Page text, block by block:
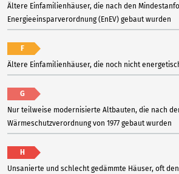
Ältere Einfamilienhäuser, die nach den
Energieeinsparverordnung (EnEV) gebaut wurden
F
Ältere Einfamilienhäuser, die noch nicht
G
Nur teilweise modernisierte Altbauten, die nach
Wärmeschutzverordnung von 1977 gebaut wurden
H
Unsanierte und schlecht gedämmte Häuser, oft